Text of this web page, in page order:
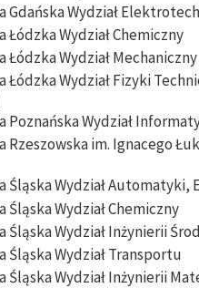
Gdańska Wydział
Łódzka Wydział Chemiczny
Łódzka Wydział Mechaniczny
Łódzka Wydział Fizyki
Poznańska Wydział
im. Ignacego
Śląska Wydział
Wydział Chemiczny
Śląska Wydział Inżynierii
Śląska Wydział Transportu
Śląska Wydział Inżynierii